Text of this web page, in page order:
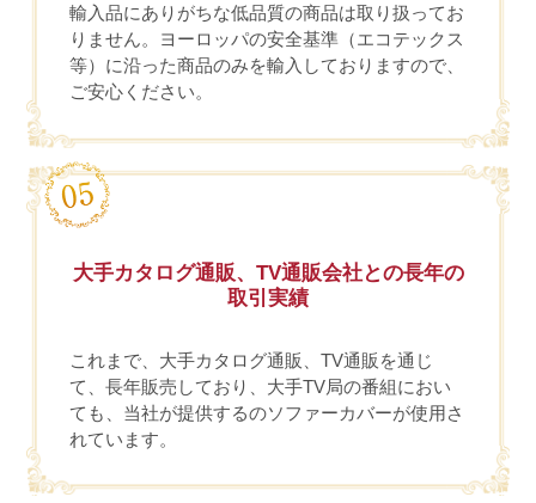
輸入品にありがちな低品質の商品は取り扱ってお
りません。ヨーロッパの安全基準（エコテックス
等）に沿った商品のみを輸入しておりますので、
ご安心ください。
大手カタログ通販、TV通販会社との長年の
取引実績
これまで、大手カタログ通販、TV通販を通じ
て、長年販売しており、大手TV局の番組におい
ても、当社が提供するのソファーカバーが使用さ
れています。